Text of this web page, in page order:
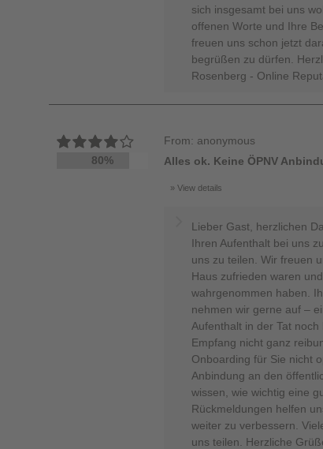
sich insgesamt bei uns
offenen Worte und Ihre
freuen uns schon jetzt
begrüßen zu dürfen.
Rosenberg - Online
80%
From: anonymous
Alles ok. Keine ÖPNV
View details
Lieber Gast, herzlichen
Ihren Aufenthalt bei uns
uns zu teilen. Wir freuen
Haus zufrieden waren
wahrgenommen haben.
nehmen wir gerne auf –
Aufenthalt in der Tat
Empfang nicht ganz
Onboarding für Sie nicht
Anbindung an den
wissen, wie wichtig eine
Rückmeldungen helfen
weiter zu verbessern.
uns teilen. Herzliche